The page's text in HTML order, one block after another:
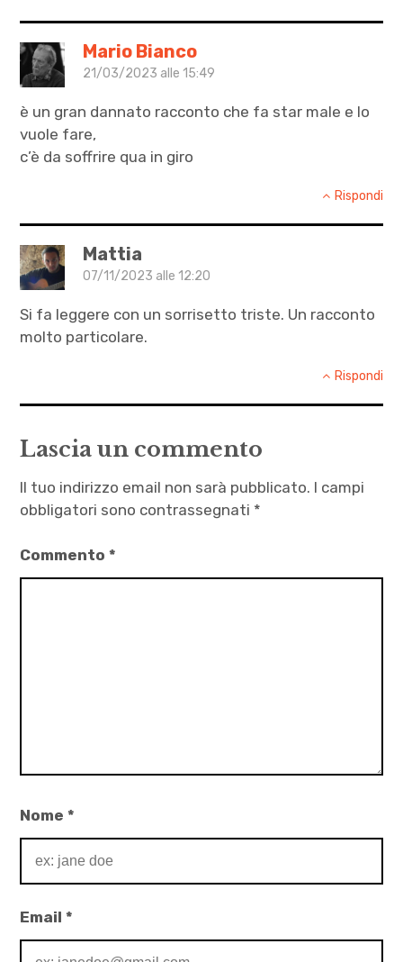
Lamçe
,
immigrazione
,
letteratura
,
scuola
Mario Bianco
21/03/2023 alle 15:49
è un gran dannato racconto che fa star male e lo
vuole fare,
c’è da soffrire qua in giro
Rispondi
Mattia
07/11/2023 alle 12:20
Si fa leggere con un sorrisetto triste. Un racconto
molto particolare.
Rispondi
Lascia un commento
Il tuo indirizzo email non sarà pubblicato. I campi
obbligatori sono contrassegnati *
Commento*
Nome*
Email*